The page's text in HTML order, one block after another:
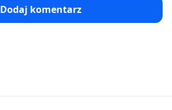
Dodaj komentarz